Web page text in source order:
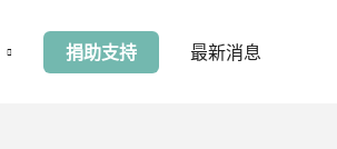
捐助支持 最新消息